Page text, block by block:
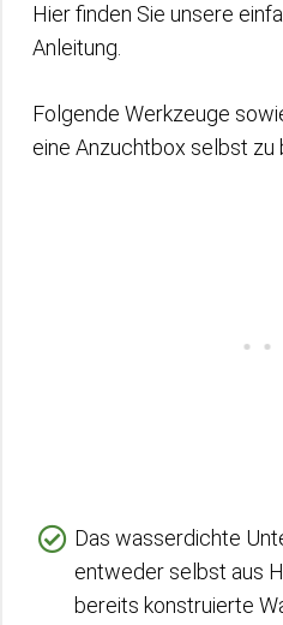
Hier finden Sie unsere
Anleitung.
Folgende Werkzeuge
eine Anzuchtbox selbst zu
Das wasserdichte
entweder selbst aus
bereits konstruierte